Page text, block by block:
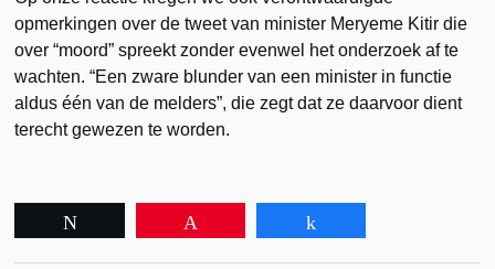
opmerkingen over de tweet van minister Meryeme Kitir die
over “moord” spreekt zonder evenwel het onderzoek af te
wachten. “Een zware blunder van een minister in functie
aldus één van de melders”, die zegt dat ze daarvoor dient
terecht gewezen te worden.